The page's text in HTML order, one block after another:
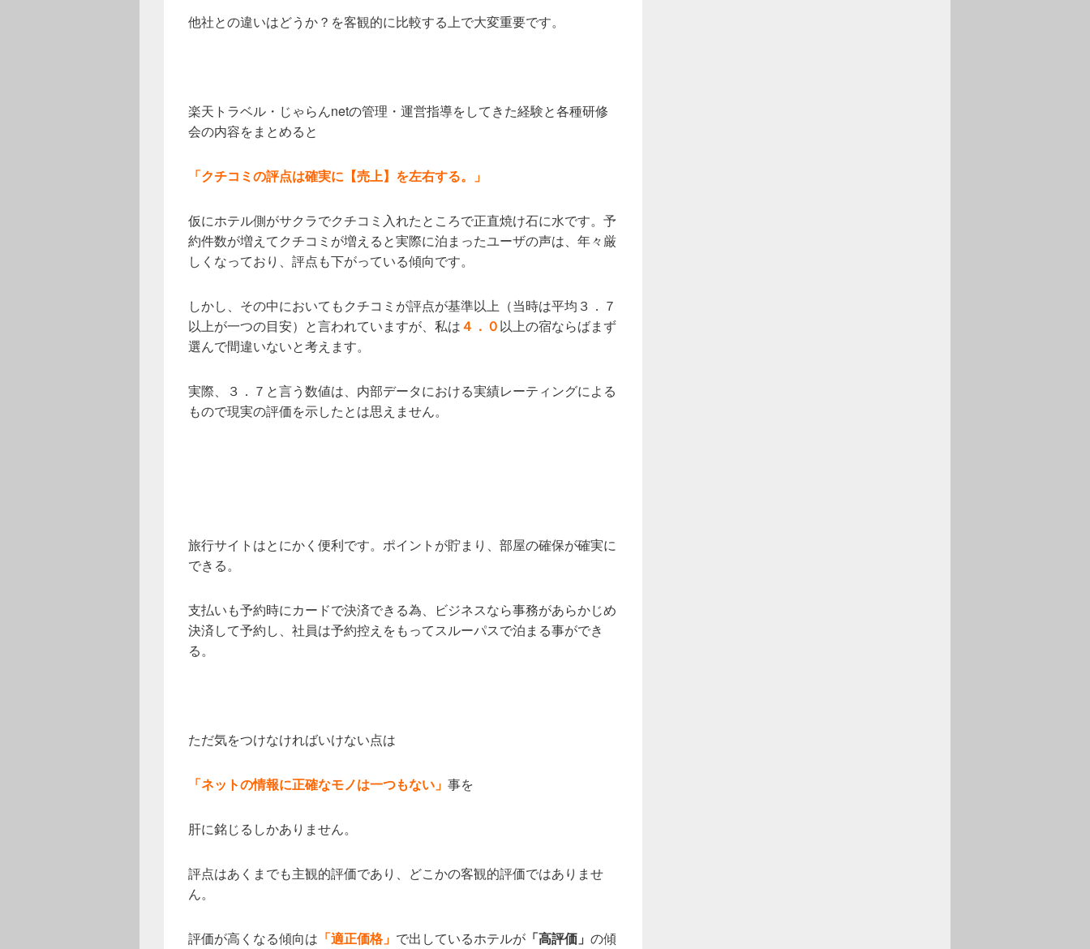
他社との違いはどうか？を客観的に比較する上で大変重要です。
楽天トラベル・じゃらんnetの管理・運営指導をしてきた経験と各種研修
会の内容をまとめると
「クチコミの評点は確実に【売上】を左右する。」
仮にホテル側がサクラでクチコミ入れたところで正直焼け石に水です。予
約件数が増えてクチコミが増えると実際に泊まったユーザの声は、年々厳
しくなっており、評点も下がっている傾向です。
しかし、その中においてもクチコミが評点が基準以上（当時は平均３．７
以上が一つの目安）と言われていますが、私は４．０以上の宿ならばまず
選んで間違いないと考えます。
実際、３．７と言う数値は、内部データにおける実績レーティングによる
もので現実の評価を示したとは思えません。
旅行サイトはとにかく便利です。ポイントが貯まり、部屋の確保が確実に
できる。
支払いも予約時にカードで決済できる為、ビジネスなら事務があらかじめ
決済して予約し、社員は予約控えをもってスルーパスで泊まる事ができ
る。
ただ気をつけなければいけない点は
「ネットの情報に正確なモノは一つもない」 事を
肝に銘じるしかありません。
評点はあくまでも主観的評価であり、どこかの客観的評価ではありませ
ん。
評価が高くなる傾向は 「適正価格」 で出しているホテルが 「高評価」 の傾